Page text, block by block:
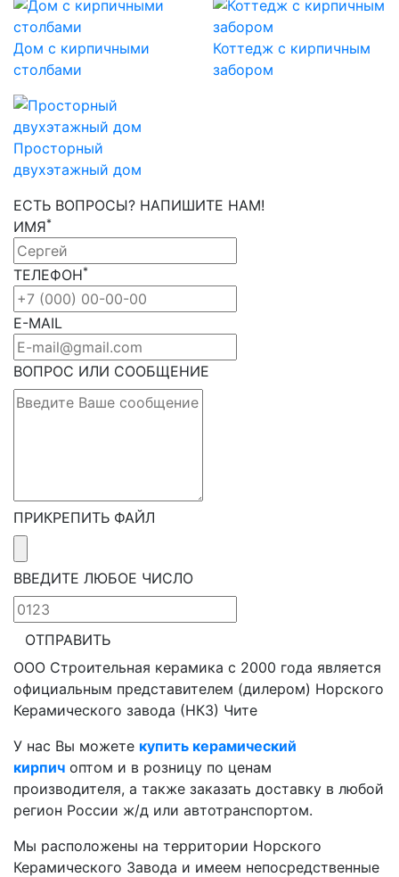
Дом с кирпичными
столбами
Коттедж с кирпичным
забором
Просторный
двухэтажный дом
ЕСТЬ ВОПРОСЫ? НАПИШИТЕ НАМ!
ИМЯ*
ТЕЛЕФОН*
E-MAIL
ВОПРОС ИЛИ СООБЩЕНИЕ
ПРИКРЕПИТЬ ФАЙЛ
ВВЕДИТЕ ЛЮБОЕ ЧИСЛО
ОТПРАВИТЬ
ООО Строительная керамика с 2000 года является
официальным представителем (дилером) Норского
Керамического завода (НКЗ) Чите
У нас Вы можете купить керамический
кирпич оптом и в розницу по ценам
производителя, а также заказать доставку в любой
регион России ж/д или автотранспортом.
Мы расположены на территории Норского
Керамического Завода и имеем непосредственные